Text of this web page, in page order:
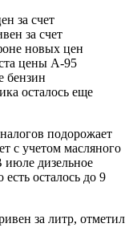
за счет
за счет
новых цен
цены А-95
бензин
осталось еще
подорожает
с учетом масляного
июле дизельное
осталось до 9
за литр, отметил